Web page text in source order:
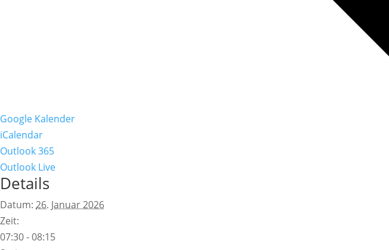
Google Kalender
iCalendar
Outlook 365
Outlook Live
Details
Datum: 26. Januar 2026
Zeit:
07:30 - 08:15